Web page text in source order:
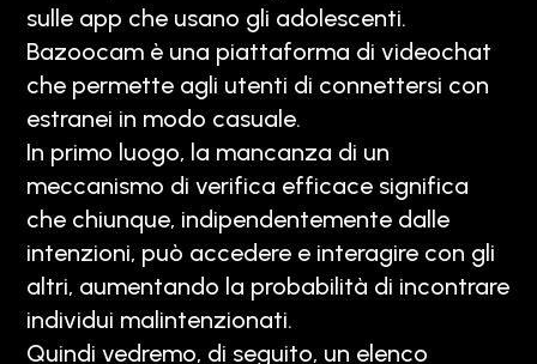
sulle app che usano gli adolescenti.
Bazoocam è una piattaforma di videochat
che permette agli utenti di connettersi con
estranei in modo casuale.
In primo luogo, la mancanza di un
meccanismo di verifica efficace significa
che chiunque, indipendentemente dalle
intenzioni, può accedere e interagire con gli
altri, aumentando la probabilità di incontrare
individui malintenzionati.
Quindi vedremo, di seguito, un elenco